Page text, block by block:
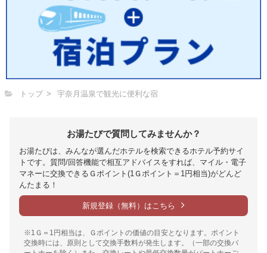
トップ 宇奈月温泉で観光に便利な宿
お湯たびで質問してみませんか？
お湯たびは、みんなが選んだホテルを検索できるホテル予約サイ
トです。質問/回答機能で相互アドバイスをすれば、マイル・電子
マネーに交換できるＧポイント(1Ｇポイント＝1円相当)がどんど
んたまる！
新規登録（無料）はこちら
※1Ｇ＝1円相当は、Ｇポイントの価値の目安となります。ポイント
交換時には、原則として交換手数料が発生します。（一部の交換パ